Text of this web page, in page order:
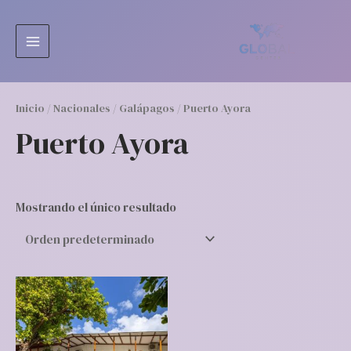
contenidoMENU
Inicio / Nacionales / Galápagos / Puerto Ayora
Puerto Ayora
Mostrando el único resultado